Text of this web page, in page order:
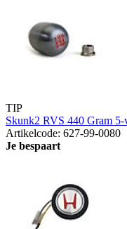
TIP
Skunk2 RVS 440 Gram
Artikelcode: 627-99-0080
Je bespaart